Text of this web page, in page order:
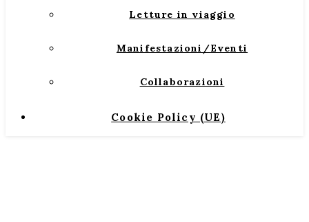
Letture in viaggio
Manifestazioni/Eventi
Collaborazioni
Cookie Policy (UE)